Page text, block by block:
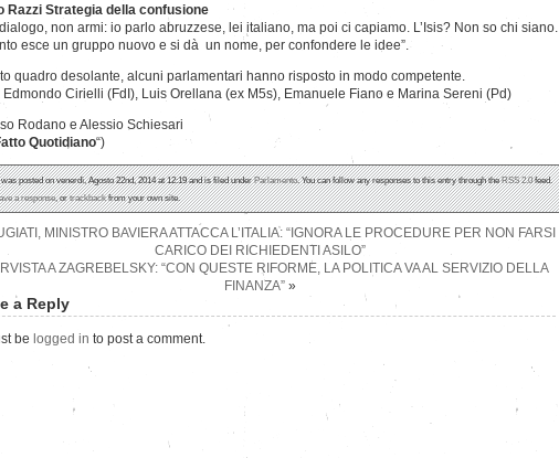
Razzi Strategia della confusione
non armi: io parlo abruzzese, lei italiano, ma poi ci capiamo. L’Isis? Non so chi siano.
esce un gruppo nuovo e si dà un nome, per confondere le idee”.
quadro desolante, alcuni parlamentari hanno risposto in modo competente.
Edmondo Cirielli (FdI), Luis Orellana (ex M5s), Emanuele Fiano e Marina Sereni (Pd)
Rodano e Alessio Schiesari
Quotidiano“)
posted on venerdì, Agosto 22nd, 2014 at 12:19 and is filed underParlamento. You can follow any responses to this entry through theRSS 2.0feed.
a response, ortrackbackfrom your own site.
MINISTRO BAVIERA ATTACCA L’ITALIA: “IGNORA LE PROCEDURE PER NON FARSI
CARICO DEI RICHIEDENTI ASILO”
A ZAGREBELSKY: “CON QUESTE RIFORME, LA POLITICA VA AL SERVIZIO DELLA
FINANZA”»
a Reply
be logged in to post a comment.